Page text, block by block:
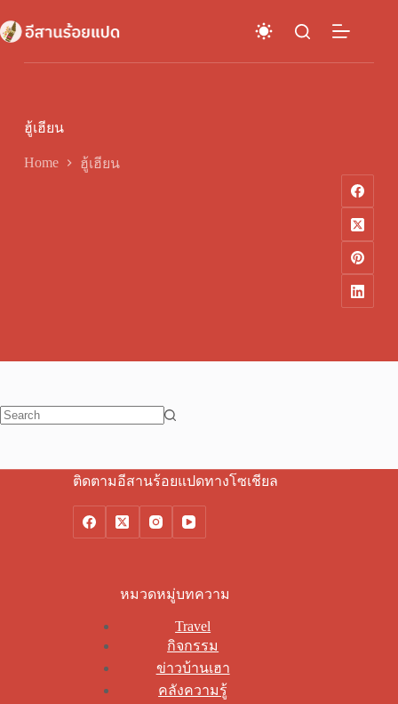
to
content
ฮู้เฮียน
Home ฮู้เฮียน
ติดตามอีสานร้อยแปดทางโซเชียล
หมวดหมู่บทความ
Travel
กิจกรรม
ข่าวบ้านเฮา
คลังความรู้